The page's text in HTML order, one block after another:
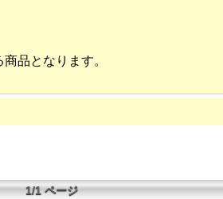
品となります。
1/1 ページ